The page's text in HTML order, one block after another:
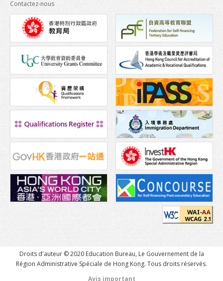
Aspects financiers
Télécommunications
Transport
Carte
Student Voices
Asie
Océanie
Europe
Amérique du Nord
Afrique
Travailler à Hong Kong
Contactez-nous
Droits d'auteur © 2020 Education Bureau, Le Gouvernement de la
Région Administrative Spéciale de Hong Kong. Tous droits réservés.
Avis important